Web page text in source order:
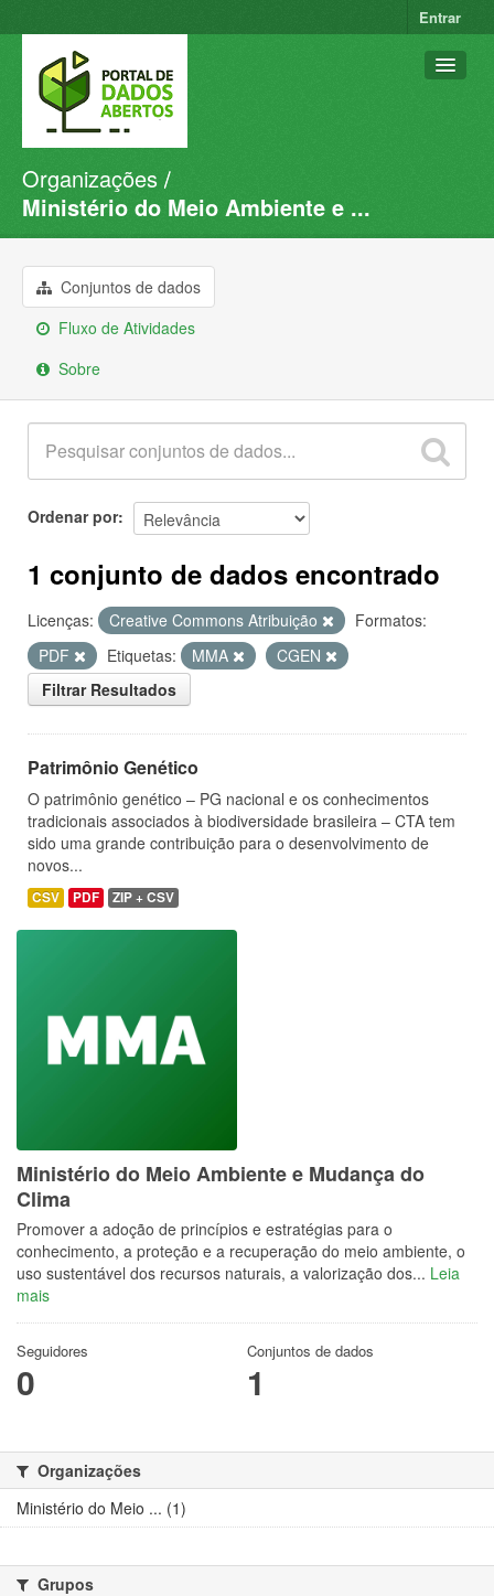
Entrar
Conjuntos de dados
Organizações
Sobre
Organizações
Ministério do Meio Ambiente e ...
Conjuntos de dados
Fluxo de Atividades
Sobre
Ordenar por
1 conjunto de dados encontrado
Licenças: Creative Commons Atribuição
Formatos:
PDF
Etiquetas: MMA
CGEN
Filtrar Resultados
Patrimônio Genético
O patrimônio genético – PG nacional e os conhecimentos
tradicionais associados à biodiversidade brasileira – CTA tem
sido uma grande contribuição para o desenvolvimento de
novos...
CSV PDF ZIP + CSV
Ministério do Meio Ambiente e Mudança do
Clima
Promover a adoção de princípios e estratégias para o
conhecimento, a proteção e a recuperação do meio ambiente, o
uso sustentável dos recursos naturais, a valorização dos... Leia
mais
Seguidores
0
Conjuntos de dados
1
Organizações
Ministério do Meio ... (1)
Grupos